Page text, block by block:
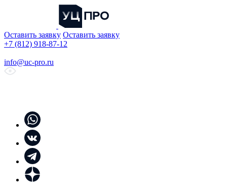
Оставить заявку Оставить заявку
+7 (812) 918-87-12
info@uc-pro.ru